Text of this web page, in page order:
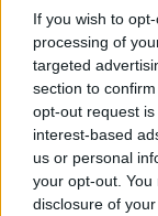
If you wish to
processing of
targeted
section to
opt-out request
interest-based
us or personal
your opt-out.
disclosure of
FE: A bátor